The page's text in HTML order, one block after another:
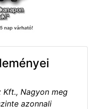
Nagyon meg
azonnali